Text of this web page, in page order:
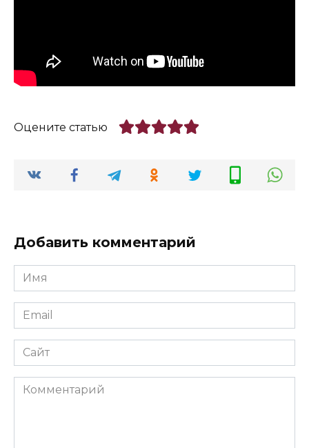
Оцените статью
Добавить комментарий
Имя
*
Email
*
Сайт
Комментарий